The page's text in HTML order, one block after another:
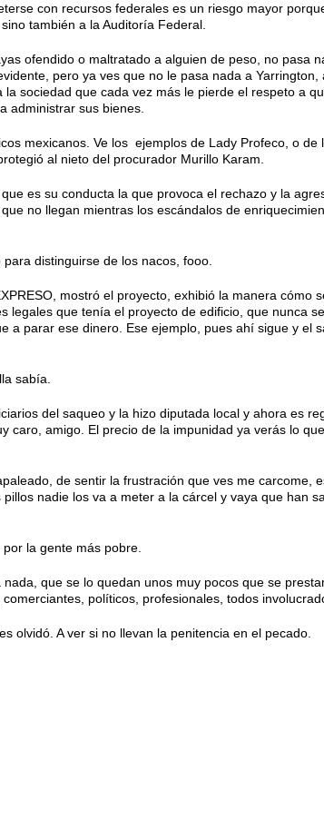
con recursos federales es un riesgo mayor
también a la Auditoría Federal.
ofendido o maltratado a alguien de peso, no pasa
pero ya ves que no le pasa nada a Yarrington,
sociedad que cada vez más le pierde el respeto a
administrar sus bienes.
mexicanos. Ve los ejemplos de Lady Profeco, o de
al nieto del procurador Murillo Karam.
es su conducta la que provoca el rechazo y la
no llegan mientras los escándalos de
distinguirse de los nacos, fooo.
mostró el proyecto, exhibió la manera cómo
legales que tenía el proyecto de edificio, que nunca se
a parar ese dinero. Ese ejemplo, pues ahí sigue y el
sabía.
del saqueo y la hizo diputada local y ahora es
caro, amigo. El precio de la impunidad ya verás lo
de sentir la frustración que ves me carcome,
nadie los va a meter a la cárcel y vaya que han
la gente más pobre.
que se lo quedan unos muy pocos que se
políticos, profesionales, todos
olvidó. A ver si no llevan la penitencia en el pecado.